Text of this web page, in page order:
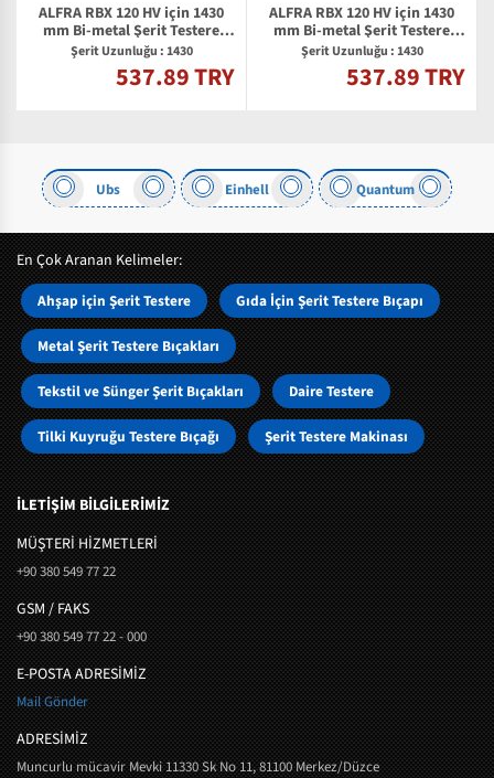
ALFRA RBX 120 HV için 1430
mm Bi-metal Şerit Testere
Bıçağı
Şerit Uzunluğu : 1430
537.89 TRY
ALFRA RBX 120 HV için 1430
mm Bi-metal Şerit Testere
Bıçağı
Şerit Uzunluğu : 1430
537.89 TRY
Ubs Einhell Quantum
En Çok Aranan Kelimeler:
Ahşap için Şerit Testere Gıda İçin Şerit Testere Bıçapı
Metal Şerit Testere Bıçakları
Tekstil ve Sünger Şerit Bıçakları Daire Testere
Tilki Kuyruğu Testere Bıçağı Şerit Testere Makinası
İLETİŞİM BİLGİLERİMİZ
MÜŞTERI HIZMETLERI
+90 380 549 77 22
GSM / FAKS
+90 380 549 77 22 - 000
E-POSTA ADRESİMİZ
Mail Gönder
ADRESİMİZ
Muncurlu mücavir Mevki 11330 Sk No 11, 81100 Merkez/Düzce